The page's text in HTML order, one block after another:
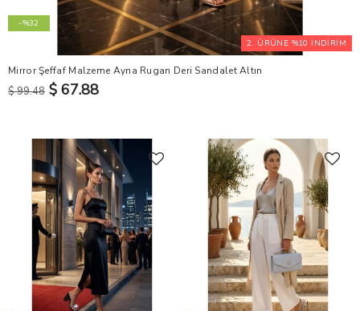
2. ÜRÜNE %10 İNDİRİM
-%32
Mirror Şeffaf Malzeme Ayna Rugan Deri Sandalet Altın
$ 99.48 $ 67.88